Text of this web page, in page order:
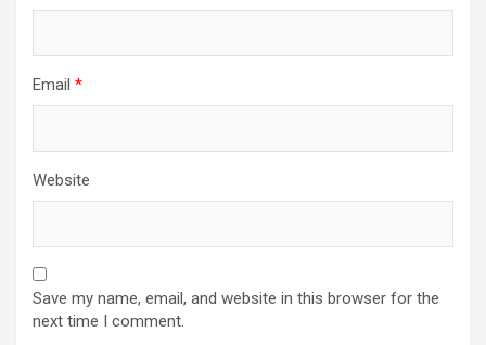
Email *
Website
Save my name, email, and website in this browser for the
next time I comment.